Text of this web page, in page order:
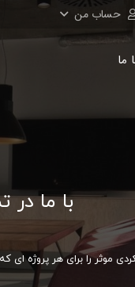
حساب من
ما
با ما
موثر را برای هر پروژه